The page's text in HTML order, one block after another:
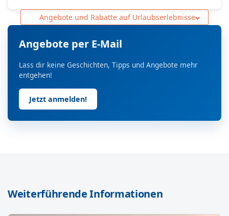
Angebote und Rabatte auf Urlaubserlebnisse
Angebote per E-Mail
Lass dir keine Geschichten, Tipps und Angebote mehr
entgehen!
Jetzt anmelden!
Weiterführende Informationen